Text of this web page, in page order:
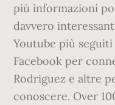
più informazioni
davvero
Youtube più
Facebook per
Rodriguez e altre
conoscere. Over